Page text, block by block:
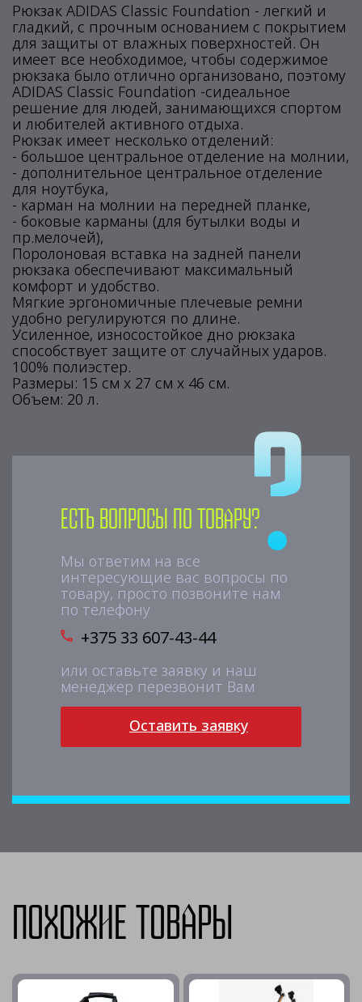
Рюкзак ADIDAS Classic Foundation - легкий и
гладкий, с прочным основанием с покрытием
для защиты от влажных поверхностей. Он
имеет все необходимое, чтобы содержимое
рюкзака было отлично организовано, поэтому
ADIDAS Classic Foundation -сидеальное
решение для людей, занимающихся спортом
и любителей активного отдыха.
Рюкзак имеет несколько отделений:
- большое центральное отделение на молнии,
- дополнительное центральное отделение
для ноутбука,
- карман на молнии на передней планке,
- боковые карманы (для бутылки воды и
пр.мелочей),
Поролоновая вставка на задней панели
рюкзака обеспечивают максимальный
комфорт и удобство.
Мягкие эргономичные плечевые ремни
удобно регулируются по длине.
Усиленное, износостойкое дно рюкзака
способствует защите от случайных ударов.
100% полиэстер.
Размеры: 15 см х 27 см х 46 см.
Объем: 20 л.
Есть вопросы по товару?
Мы ответим на все
интересующие вас вопросы по
товару, просто позвоните нам
по телефону
+375 33 607-43-44
или оставьте заявку и наш
менеджер перезвонит Вам
Оставить заявку
Похожие товары